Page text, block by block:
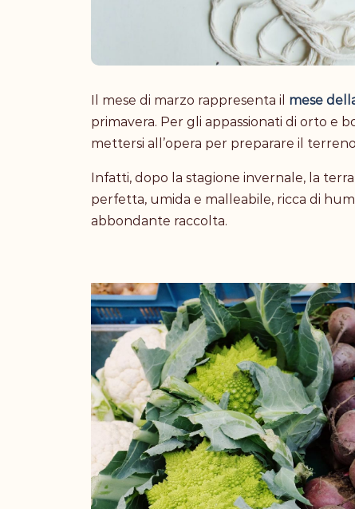
Il mese di marzo rappresenta il mese
primavera. Per gli appassionati di orto e
mettersi all’opera per preparare il
Infatti, dopo la stagione invernale, la
perfetta, umida e malleabile, ricca di
abbondante raccolta.